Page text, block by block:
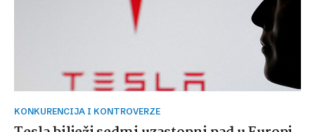
KONKURENCIJA I KONTROVERZE